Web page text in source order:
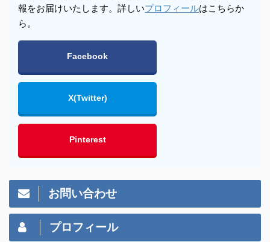
報をお届けいたします。詳しいプロフィールはこちらか
ら。
Facebook
X(Twitter)
Pinterest
お問い合わせ
プロフィール